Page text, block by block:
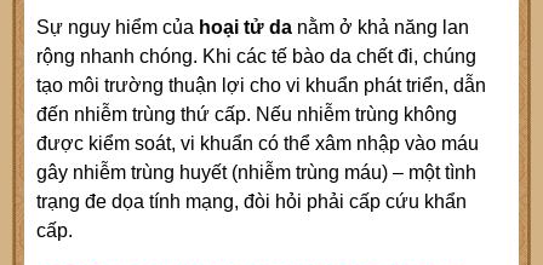
Sự nguy hiểm của hoại tử da nằm ở khả năng lan
rộng nhanh chóng. Khi các tế bào da chết đi, chúng
tạo môi trường thuận lợi cho vi khuẩn phát triển, dẫn
đến nhiễm trùng thứ cấp. Nếu nhiễm trùng không
được kiểm soát, vi khuẩn có thể xâm nhập vào máu
gây nhiễm trùng huyết (nhiễm trùng máu) – một tình
trạng đe dọa tính mạng, đòi hỏi phải cấp cứu khẩn
cấp.